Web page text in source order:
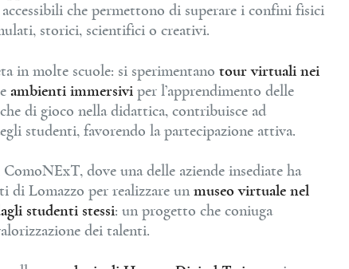
che permettono di superare i confini fisici
storici, scientifici o creativi.
in molte scuole: si sperimentano tour virtuali nei
e ambienti immersivi per l’apprendimento delle
di gioco nella didattica, contribuisce ad
studenti, favorendo la partecipazione attiva.
dove una delle aziende insediate ha
Lomazzo per realizzare un museo virtuale nel
studenti stessi: un progetto che coniuga
dei talenti.